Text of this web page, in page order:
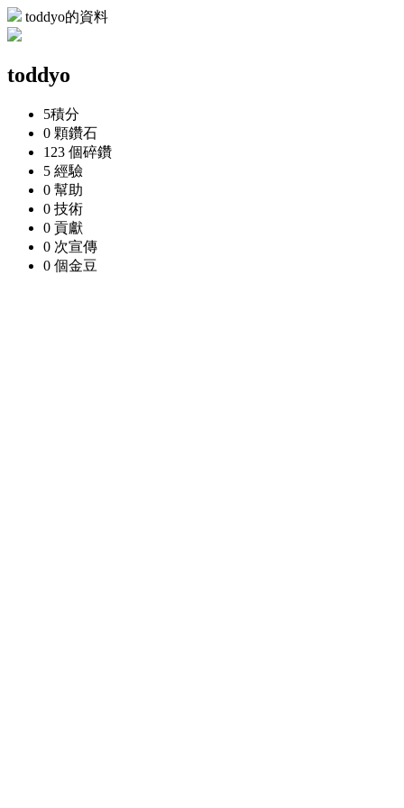
toddyo的資料
toddyo
5積分
0 顆鑽石
123 個碎鑽
5 經驗
0 幫助
0 技術
0 貢獻
0 次宣傳
0 個金豆